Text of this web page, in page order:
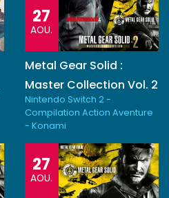
27
AOU.
Metal Gear Solid :
Master Collection Vol. 2
Nintendo Switch 2 -
Compilation Action Aventure
- Konami
27
AOU.